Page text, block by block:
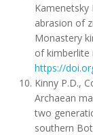
Kamenetsky
abrasion of
Monastery
of kimberlite
https://
Kinny P.D.,
Archaean
two
southern